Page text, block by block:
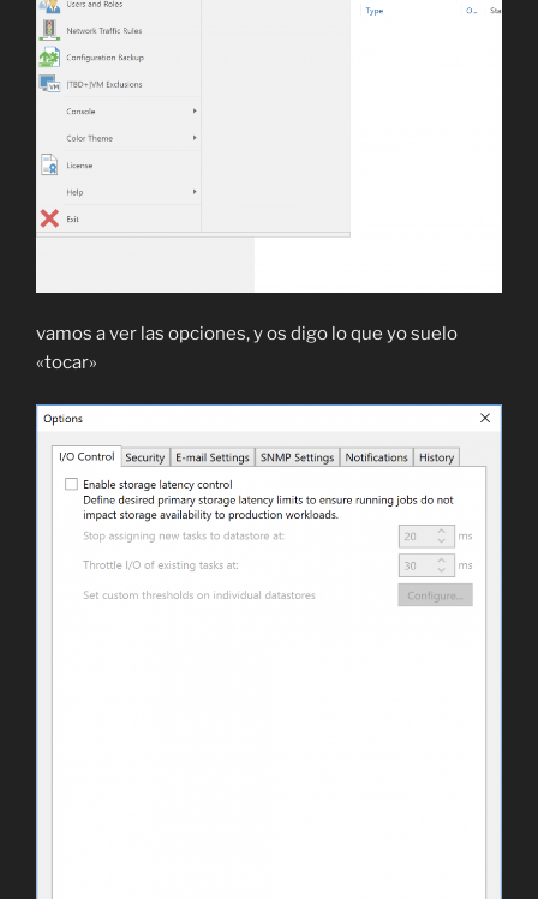
vamos a ver las opciones, y os digo lo que yo suelo
«tocar»